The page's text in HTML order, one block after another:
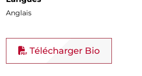
Anglais
Télécharger Bio